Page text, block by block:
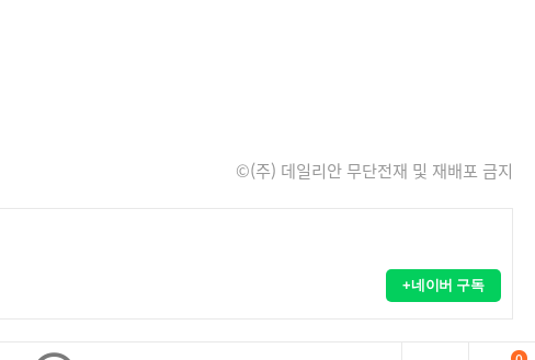
©(주) 데일리안 무단전재 및 재배포 금지
+네이버 구독